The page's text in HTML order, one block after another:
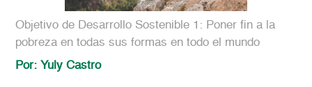
Objetivo de Desarrollo Sostenible 1: Poner fin a la
pobreza en todas sus formas en todo el mundo
Por: Yuly Castro